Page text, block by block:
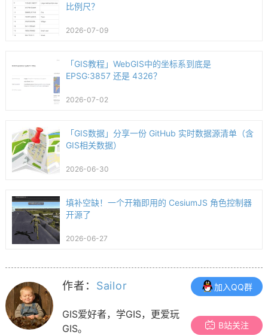
比例尺？
2026-07-09
「GIS教程」WebGIS中的坐标系到底是
EPSG:3857 还是 4326？
2026-07-02
「GIS数据」分享一份 GitHub 实时数据源清单（含
GIS相关数据）
2026-06-30
填补空缺！一个开箱即用的 CesiumJS 角色控制器
开源了
2026-06-27
作者： Sailor
GIS爱好者，学GIS，更爱玩
GIS。
加入QQ群
B站关注